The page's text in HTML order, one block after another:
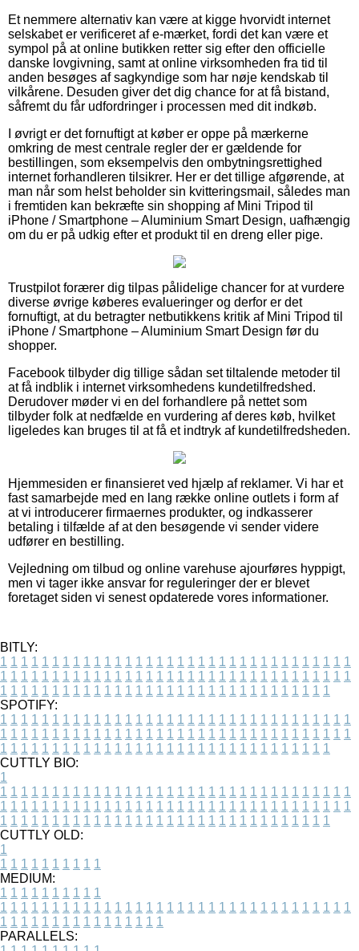
Et nemmere alternativ kan være at kigge hvorvidt internet
selskabet er verificeret af e-mærket, fordi det kan være et
sympol på at online butikken retter sig efter den officielle
danske lovgivning, samt at online virksomheden fra tid til
anden besøges af sagkyndige som har nøje kendskab til
vilkårene. Desuden giver det dig chance for at få bistand,
såfremt du får udfordringer i processen med dit indkøb.
I øvrigt er det fornuftigt at køber er oppe på mærkerne
omkring de mest centrale regler der er gældende for
bestillingen, som eksempelvis den ombytningsrettighed
internet forhandleren tilsikrer. Her er det tillige afgørende, at
man når som helst beholder sin kvitteringsmail, således man
i fremtiden kan bekræfte sin shopping af Mini Tripod til
iPhone / Smartphone – Aluminium Smart Design, uafhængig
om du er på udkig efter et produkt til en dreng eller pige.
Trustpilot forærer dig tilpas pålidelige chancer for at vurdere
diverse øvrige køberes evalueringer og derfor er det
fornuftigt, at du betragter netbutikkens kritik af Mini Tripod til
iPhone / Smartphone – Aluminium Smart Design før du
shopper.
Facebook tilbyder dig tillige sådan set tiltalende metoder til
at få indblik i internet virksomhedens kundetilfredshed.
Derudover møder vi en del forhandlere på nettet som
tilbyder folk at nedfælde en vurdering af deres køb, hvilket
ligeledes kan bruges til at få et indtryk af kundetilfredsheden.
Hjemmesiden er finansieret ved hjælp af reklamer. Vi har et
fast samarbejde med en lang række online outlets i form af
at vi introducerer firmaernes produkter, og indkasserer
betaling i tilfælde af at den besøgende vi sender videre
udfører en bestilling.
Vejledning om tilbud og online varehuse ajourføres hyppigt,
men vi tager ikke ansvar for reguleringer der er blevet
foretaget siden vi senest opdaterede vores informationer.
BITLY:
1 1 1 1 1 1 1 1 1 1 1 1 1 1 1 1 1 1 1 1 1 1 1 1 1 1 1 1 1 1 1 1 1 1
1 1 1 1 1 1 1 1 1 1 1 1 1 1 1 1 1 1 1 1 1 1 1 1 1 1 1 1 1 1 1 1 1 1
1 1 1 1 1 1 1 1 1 1 1 1 1 1 1 1 1 1 1 1 1 1 1 1 1 1 1 1 1 1 1 1
SPOTIFY:
1 1 1 1 1 1 1 1 1 1 1 1 1 1 1 1 1 1 1 1 1 1 1 1 1 1 1 1 1 1 1 1 1 1
1 1 1 1 1 1 1 1 1 1 1 1 1 1 1 1 1 1 1 1 1 1 1 1 1 1 1 1 1 1 1 1 1 1
1 1 1 1 1 1 1 1 1 1 1 1 1 1 1 1 1 1 1 1 1 1 1 1 1 1 1 1 1 1 1 1
CUTTLY BIO:
1
1 1 1 1 1 1 1 1 1 1 1 1 1 1 1 1 1 1 1 1 1 1 1 1 1 1 1 1 1 1 1 1 1 1
1 1 1 1 1 1 1 1 1 1 1 1 1 1 1 1 1 1 1 1 1 1 1 1 1 1 1 1 1 1 1 1 1 1
1 1 1 1 1 1 1 1 1 1 1 1 1 1 1 1 1 1 1 1 1 1 1 1 1 1 1 1 1 1 1 1
CUTTLY OLD:
1
1 1 1 1 1 1 1 1 1 1
MEDIUM:
1 1 1 1 1 1 1 1 1 1
1 1 1 1 1 1 1 1 1 1 1 1 1 1 1 1 1 1 1 1 1 1 1 1 1 1 1 1 1 1 1 1 1 1
1 1 1 1 1 1 1 1 1 1 1 1 1 1 1 1
PARALLELS: